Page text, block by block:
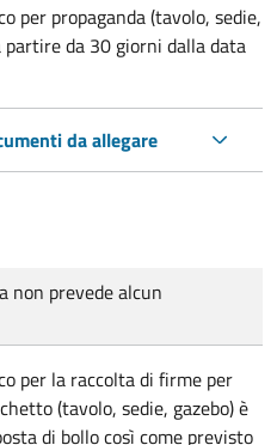
per propaganda (tavolo, sedie,
partire da 30 giorni dalla data
da allegare
non prevede alcun
per la raccolta di firme per
(tavolo, sedie, gazebo) è
di bollo così come previsto